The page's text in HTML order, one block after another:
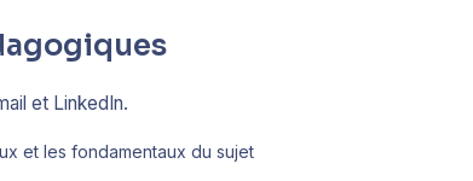
et LinkedIn.
et les fondamentaux du sujet